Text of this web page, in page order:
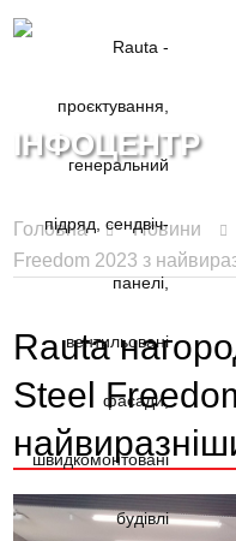
ІНФОЦЕНТР
Головна Новини
Freedom 2023 з
Rauta
Steel